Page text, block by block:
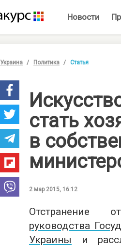
Новости
Украина Политика Статья
стать
в
2 мар 2015, 16:12
Отстранение
руководства
Украины и